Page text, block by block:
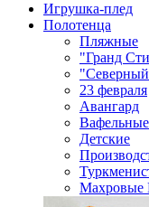
Игрушка-плед
Полотенца
Пляжные
"Гранд
23 февраля
Авангард
Вафельные
Детские
Махровые